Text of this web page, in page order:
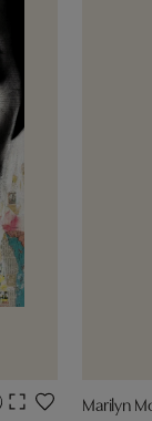
Marilyn